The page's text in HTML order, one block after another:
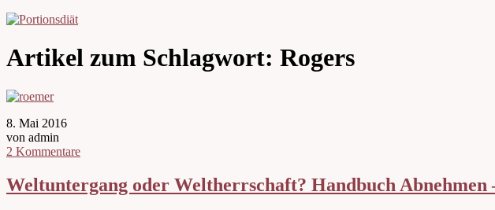
Artikel zum Schlagwort: Rogers
8. Mai 2016
von admin
2 Kommentare
Weltuntergang oder Weltherrschaft? Handbuch Abnehmen